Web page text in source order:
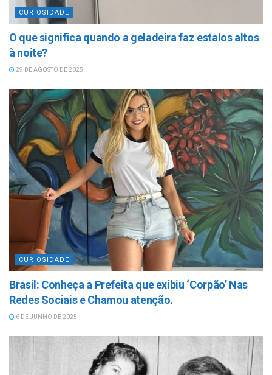
CURIOSIDADE
O que significa quando a geladeira faz estalos altos
à noite?
29 DE AGOSTO DE 2025
CURIOSIDADE
Brasil: Conheça a Prefeita que exibiu ‘Corpão’ Nas
Redes Sociais e Chamou atenção.
6 DE JUNHO DE 2025